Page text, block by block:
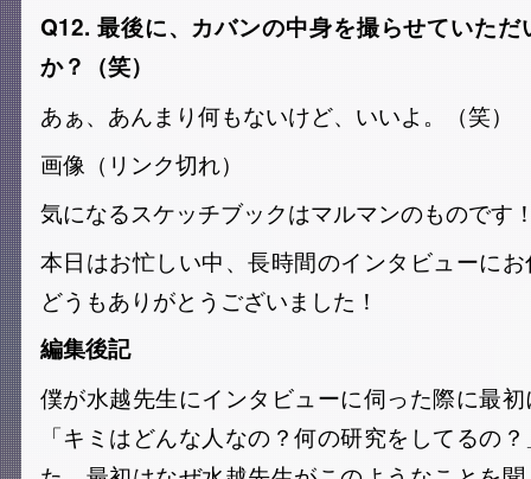
Q12. 最後に、カバンの中身を撮らせていた
か？（笑）
あぁ、あんまり何もないけど、いいよ。（笑）
画像（リンク切れ）
気になるスケッチブックはマルマンのものです
本日はお忙しい中、長時間のインタビューに
どうもありがとうございました！
編集後記
僕が水越先生にインタビューに伺った際に最
「キミはどんな人なの？何の研究をしてるの